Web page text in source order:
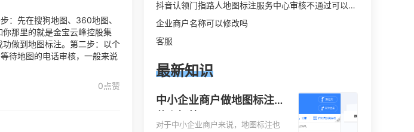
：先在搜狗地图、360地图、
那里的就是金宝云峰控股集
做到地图标注。第二步：以个
待地图的电话审核，一般来说
0点赞
抖音认领门指路人地图标注服务中心审核不通过可以删除不
企业商户名称可以修改吗
客服
最新知识
中小企业商户做地图标注有
对于中小企业商户来说，地图标注也